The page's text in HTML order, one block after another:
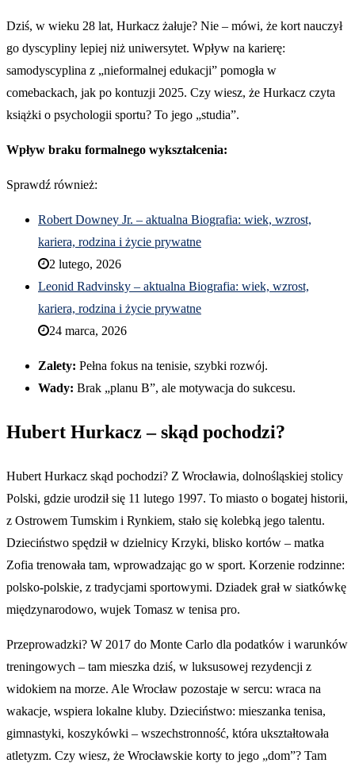
Dziś, w wieku 28 lat, Hurkacz żałuje? Nie – mówi, że kort nauczył
go dyscypliny lepiej niż uniwersytet. Wpływ na karierę:
samodyscyplina z „nieformalnej edukacji” pomogła w
comebackach, jak po kontuzji 2025. Czy wiesz, że Hurkacz czyta
książki o psychologii sportu? To jego „studia”.
Wpływ braku formalnego wykształcenia:
Sprawdź również:
Robert Downey Jr. – aktualna Biografia: wiek, wzrost,
kariera, rodzina i życie prywatne
2 lutego, 2026
Leonid Radvinsky – aktualna Biografia: wiek, wzrost,
kariera, rodzina i życie prywatne
24 marca, 2026
Zalety: Pełna fokus na tenisie, szybki rozwój.
Wady: Brak „planu B”, ale motywacja do sukcesu.
Hubert Hurkacz – skąd pochodzi?
Hubert Hurkacz skąd pochodzi? Z Wrocławia, dolnośląskiej stolicy
Polski, gdzie urodził się 11 lutego 1997. To miasto o bogatej historii,
z Ostrowem Tumskim i Rynkiem, stało się kolebką jego talentu.
Dzieciństwo spędził w dzielnicy Krzyki, blisko kortów – matka
Zofia trenowała tam, wprowadzając go w sport. Korzenie rodzinne:
polsko-polskie, z tradycjami sportowymi. Dziadek grał w siatkówkę
międzynarodowo, wujek Tomasz w tenisa pro.
Przeprowadzki? W 2017 do Monte Carlo dla podatków i warunków
treningowych – tam mieszka dziś, w luksusowej rezydencji z
widokiem na morze. Ale Wrocław pozostaje w sercu: wraca na
wakacje, wspiera lokalne kluby. Dzieciństwo: mieszanka tenisa,
gimnastyki, koszykówki – wszechstronność, która ukształtowała
atletyzm. Czy wiesz, że Wrocławskie korty to jego „dom”? Tam